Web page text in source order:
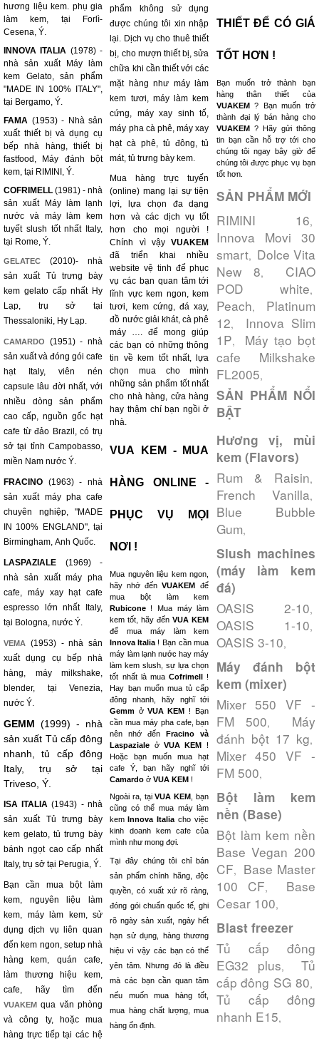
hương liệu kem. phụ gia
làm kem, tại Forlì-
Cesena, Ý.
INNOVA ITALIA (1978) -
nhà sản xuất Máy làm
kem Gelato, sản phẩm
"MADE IN 100% ITALY",
tại Bergamo, Ý.
FAMA (1953) - Nhà sản
xuất thiết bị và dụng cụ
bếp nhà hàng, thiết bị
fastfood, Máy đánh bột
kem, tại RIMINI, Ý.
COFRIMELL (1981) - nhà
sản xuất Máy làm lạnh
nước và máy làm kem
tuyết slush tốt nhất Italy,
tại Rome, Ý.
GELATEC (2010)- nhà
sản xuất Tủ trưng bày
kem gelato cấp nhất Hy
Lạp, trụ sở tại
Thessaloniki, Hy Lạp.
CAMARDO
(1951) - nhà
sản xuất và đóng gói cafe
hạt Italy, viên nén
capsule lâu đời nhất, với
nhiều dòng sản phẩm
cao cấp, nguồn gốc hạt
cafe từ đảo Brazil, có trụ
sở tại tỉnh Campobasso,
miền Nam nước Ý.
FRACINO (1963) - nhà
sản xuất máy pha cafe
chuyên nghiệp, "MADE
IN 100% ENGLAND", tại
Birmingham, Anh Quốc.
LASPAZIALE (1969) -
nhà sản xuất máy pha
cafe, máy xay hạt cafe
espresso lớn nhất Italy,
tại Bologna, nước Ý.
VEMA
(1953) - nhà sản
xuất dụng cụ bếp nhà
hàng, máy milkshake,
blender, tại Venezia,
nước Ý.
GEMM (1999) - nhà
sản xuất Tủ cấp đông
nhanh, tủ cấp đông
Italy, trụ sở tại
Triveso, Ý.
ISA ITALIA (1943) - nhà
sản xuất Tủ trưng bày
kem gelato, tủ trưng bày
bánh ngọt cao cấp nhất
Italy, trụ sở tại Perugia, Ý.
Bạn cần mua bột làm
kem, nguyên liệu làm
kem, máy làm kem, sử
dụng dịch vụ liên quan
đến kem ngon, setup nhà
hàng kem, quán cafe,
làm thương hiệu kem,
cafe, hãy tìm đến
VUAKEM qua văn phòng
và công ty, hoặc mua
hàng trực tiếp tại các hệ
phẩm không sử dụng
được chúng tôi xin nhập
lại. Dịch vụ cho thuê thiết
bị, cho mượn thiết bị, sửa
chữa khi cần thiết với các
mặt hàng như máy làm
kem tươi, máy làm kem
cứng, máy xay sinh tố,
máy pha cà phê, máy xay
hạt cà phê, tủ đông, tủ
mát, tủ trưng bày kem.
Mua hàng trực tuyến
(online) mang lại sự tiện
lợi, lựa chọn đa dạng
hơn và các dịch vụ tốt
hơn cho mọi người !
Chính vì vậyVUAKEM
đã triển khai nhiều
website vệ tinh để phục
vụ các bạn quan tâm tới
lĩnh vực kem ngon, kem
tươi, kem cứng, đá xay,
đồ nước giải khát, cà phê
máy …. để mong giúp
các bạn có những thông
tin về kem tốt nhất, lựa
chọn mua cho mình
những sản phẩm tốt nhất
cho nhà hàng, cửa hàng
hay thậm chí bạn ngồi ở
nhà.
VUA KEM - MUA
HÀNG ONLINE -
PHỤC VỤ MỌI
NƠI !
Mua nguyên liệu kem ngon,
hãy nhớ đếnVUAKEM để
mua bột làm kem
Rubicone ! Mua máy làm
kem tốt, hãy đếnVUA KEM
để mua máy làm kem
Innova Italia ! Bạn cần mua
máy làm lạnh nước hay máy
làm kem slush, sự lựa chọn
tốt nhất là muaCofrimell !
Hay bạn muốn mua tủ cấp
đông nhanh, hãy nghĩ tới
Gemm ởVUA KEM ! Bạn
cần mua máy pha cafe, bạn
nên nhớ đếnFracino và
Laspaziale ởVUA KEM !
Hoặc bạn muốn mua hạt
cafe Ý, bạn hãy nghĩ tới
Camardo ởVUA KEM !
Ngoài ra, tạiVUA KEM , bạn
cũng có thể mua máy làm
kemInnova Italia cho việc
kinh doanh kem cafe của
mình như mong đợi.
Tại đây chúng tôi chỉ bán
sản phẩm chính hãng, độc
quyền, có xuất xứ rõ ràng,
đóng gói chuẩn quốc tế, ghi
rõ ngày sản xuất, ngày hết
hạn sử dụng, hàng thương
hiệu vì vậy các bạn có thể
yên tâm. Nhưng đó là điều
mà các bạn cần quan tâm
nếu muốn mua hàng tốt,
mua hàng chất lượng, mua
hàng ổn định.
THIẾT ĐỂ CÓ GIÁ
TỐT HƠN !
Bạn muốn trở thành bạn
hàng thân thiết của
VUAKEM? Bạn muốn trở
thành đại lý bán hàng cho
VUAKEM? Hãy gửi thông
tin bạn cần hỗ trợ tới cho
chúng tôi ngay bây giờ để
chúng tôi được phục vụ bạn
tốt hơn.
SẢN PHẨM MỚI
RIMINI 16,
Innova Movi 30
smart, Dolce Vita
New 8, CIAO
POD white,
Peach, Platinum
12, Innova Slim
1P, Máy tạo bọt
cafe Milkshake
FL2005,
SẢN PHẨM NỔI
BẬT
Hương vị, mùi
kem (Flavors)
Rum & Raisin,
French Vanilla,
Blue Bubble
Gum,
Slush machines
(máy làm kem
đá)
OASIS 2-10,
OASIS 1-10,
OASIS 3-10,
Máy đánh bột
kem (mixer)
Mixer 550 VF -
FM 500, Máy
đánh bột 17 kg,
Mixer 450 VF -
FM 500,
Bột làm kem
nền (Base)
Bột làm kem nền
Base Vegan 200
CF, Base Master
100 CF, Base
Cesar 100,
Blast freezer
Tủ cấp đông
EG32 plus, Tủ
cấp đông SG 80,
Tủ cấp đông
nhanh E15,